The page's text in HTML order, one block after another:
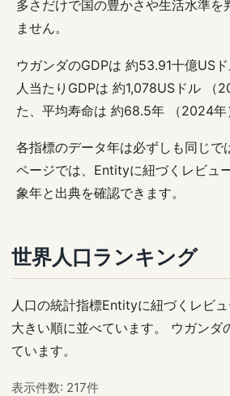
多さだけで国の豊かさや生活水準を
ません。
ウガンダのGDPは 約53.91十億US
人当たりGDPは 約1,078USドル （
た、平均寿命は 約68.5年 （2024年
各指標のデータ年は必ずしも同じで
ページでは、Entityに紐づくレビュ
象年と出典を確認できます。
世界人口ランキング
人口の統計指標Entityに紐づくレビ
大きい順に並べています。 ウガンダ
ています。
表示件数: 217件